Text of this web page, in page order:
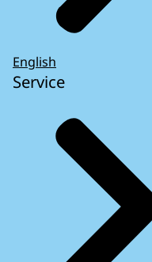
English
Service